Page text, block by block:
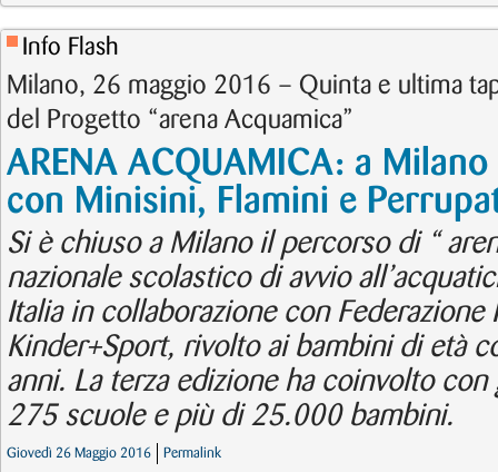
Info Flash
Milano, 26 maggio 2016 – Quinta e ultima
del Progetto “arena Acquamica”
ARENA ACQUAMICA: a
con Minisini, Flamini e
Si è chiuso a Milano il percorso di “
nazionale scolastico di avvio
Italia in collaborazione con Federazione
Kinder+Sport, rivolto ai bambini di età
anni. La terza edizione ha coinvolto
275 scuole e più di 25.000 bambini.
Giovedì 26 Maggio 2016 Permalink